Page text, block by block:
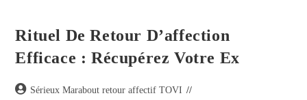
Rituel De Retour D’affection
Efficace : Récupérez Votre Ex
Sérieux Marabout retour affectif TOVI